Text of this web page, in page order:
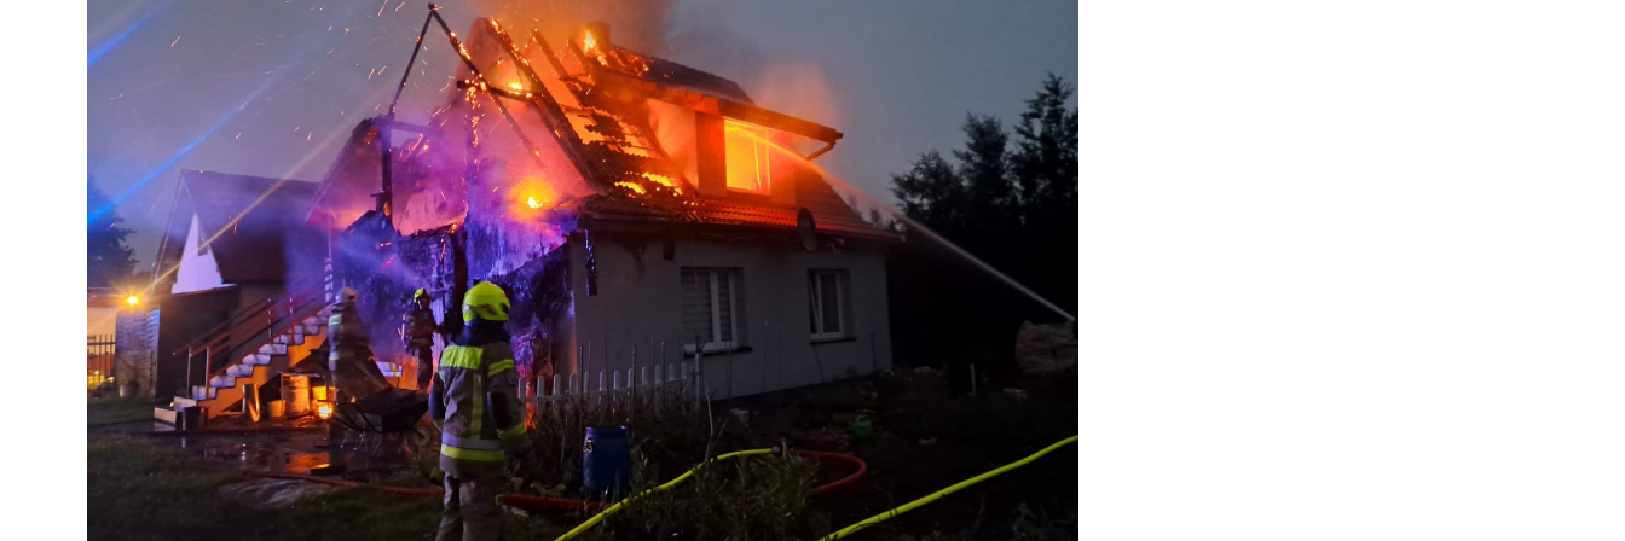
sprawie najważniejsze decyzje. Powstał dzięki ogromnej determinacji rządu najpierw Pani
Premier Beaty Szydło, a następnie Pana Premiera Mateusza Morawieckiego. Chciałbym
podziękować Panu Premierowi za to jak osobiście pilnował powstania tej inwestycji.
Cieszymy się, że turyści również korzystają z tunelu, cieszymy się, że wśród tych 4 milionów
samochodów, które przejechały już otwartym tunelem w Świnoujściu, przyjechało tutaj do
nas tak wielu turystów z zagranicy – powiedział Wiceprezes PiS Joachim Brudziński w
#Wolin.
– Za czasów rządu Prawa i Sprawiedliwości zainwestowano ogromne pieniądze w
modernizację poszczególnych portów, w tym w Szczecinie, w Świnoujściu. Z drugiej strony
realizowaliśmy również małe inwestycje. To miejsce, gdzie teraz stoimy, to kiedyś były
chaszcze. Nic tutaj się nie działo. Rybacy pracowali w fatalnych warunkach. Dzisiaj jest piękne
nabrzeże. To co zapewnialiśmy w ramach naszych kampanii wyborczych, w zasadzie
wszystko zostało zrealizowane – powiedział Poseł PiS Marek Gróbarczyk w #Wolin.
56666 odsłon